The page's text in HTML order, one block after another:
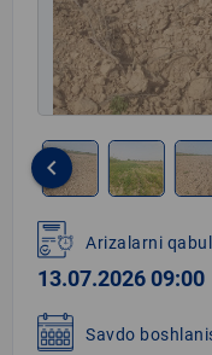
1
of
8
keyboard_arrow_left
Arizalarni
13.07.2026 09:00
Savdo